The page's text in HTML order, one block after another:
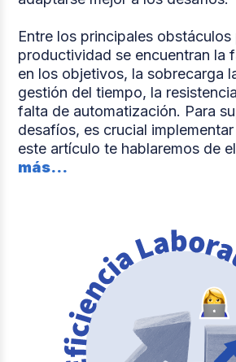
Entre los principales obstáculos
productividad se encuentran la
en los objetivos, la sobrecarga
gestión del tiempo, la
falta de automatización. Para
desafíos, es crucial
este artículo te hablaremos de
más...